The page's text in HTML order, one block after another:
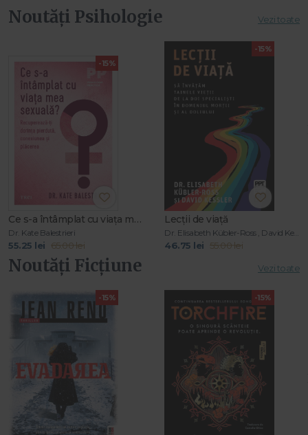
Noutăți Psihologie Vezi toate
-15%
Ce s-a întâmplat cu viața mea sexuală?
Dr. Kate Balestrieri
55.25 lei 65.00 lei
-15%
Lecții de viață
Dr. Elisabeth Kübler-Ross , David Kessler
46.75 lei 55.00 lei
Noutăți Ficțiune Vezi toate
-15% -15%